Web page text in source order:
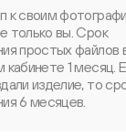
к своим
только вы. Срок
простых файлов
кабинете 1 месяц.
изделие, то
6 месяцев.